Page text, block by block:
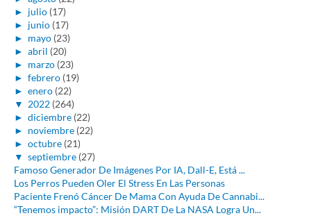
► julio (17)
► junio (17)
► mayo (23)
► abril (20)
► marzo (23)
► febrero (19)
► enero (22)
▼ 2022 (264)
► diciembre (22)
► noviembre (22)
► octubre (21)
▼ septiembre (27)
Famoso Generador De Imágenes Por IA, Dall-E, Está ...
Los Perros Pueden Oler El Stress En Las Personas
Paciente Frenó Cáncer De Mama Con Ayuda De Cannabi...
“Tenemos impacto”: Misión DART De La NASA Logra Un...